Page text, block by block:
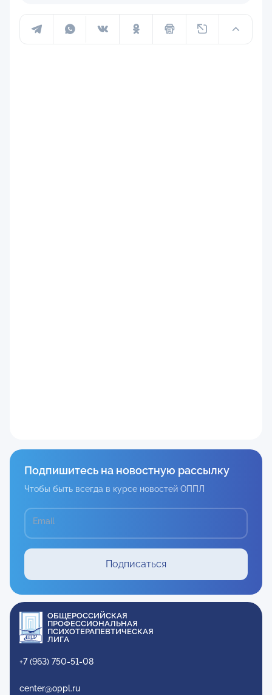
Подпишитесь на новостную рассылку
Чтобы быть всегда в курсе новостей ОППЛ
Email
Подписаться
ОБЩЕРОССИЙСКАЯ
ПРОФЕССИОНАЛЬНАЯ
ПСИХОТЕРАПЕВТИЧЕСКАЯ
ЛИГА
+7 (963) 750-51-08
center@oppl.ru